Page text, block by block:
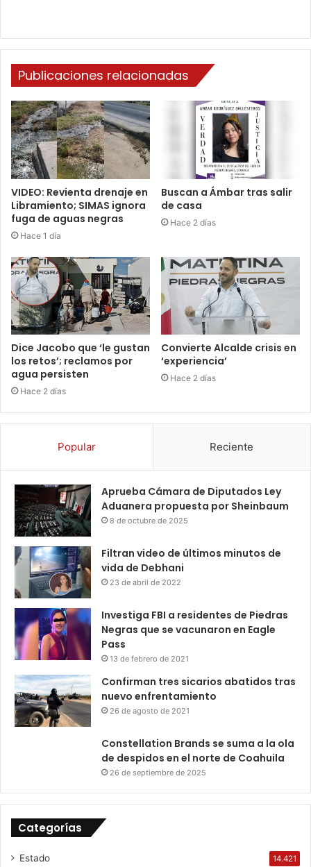
Publicaciones relacionadas
VIDEO: Revienta drenaje en
Libramiento; SIMAS ignora
fuga de aguas negras
Hace 1 día
Buscan a Ámbar tras salir
de casa
Hace 2 días
Dice Jacobo que ‘le gustan
los retos’; reclamos por
agua persisten
Hace 2 días
Convierte Alcalde crisis en
‘experiencia’
Hace 2 días
Popular Reciente
Aprueba Cámara de Diputados Ley
Aduanera propuesta por Sheinbaum
8 de octubre de 2025
Filtran video de últimos minutos de
vida de Debhani
23 de abril de 2022
Investiga FBI a residentes de Piedras
Negras que se vacunaron en Eagle
Pass
13 de febrero de 2021
Confirman tres sicarios abatidos tras
nuevo enfrentamiento
26 de agosto de 2021
Constellation Brands se suma a la ola
de despidos en el norte de Coahuila
26 de septiembre de 2025
Categorías
Estado 14.421